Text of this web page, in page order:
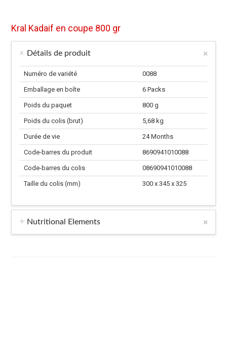
Kral Kadaif en coupe 800 gr
Détails de produit
Numéro de variété 0088
Emballage en boîte 6 Packs
Poids du paquet 800 g
Poids du colis (brut) 5,68 kg
Durée de vie 24 Months
Code-barres du produit 8690941010088
Code-barres du colis 08690941010088
Taille du colis (mm) 300 x 345 x 325
Nutritional Elements